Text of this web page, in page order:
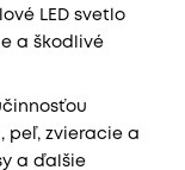
LED svetlo
a škodlivé
peľ, zvieracie a
a ďalšie